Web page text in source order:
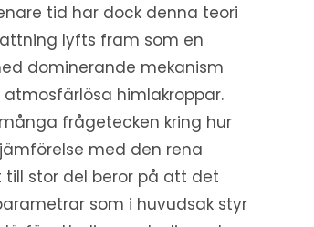
tid har dock denna teori
lyfts fram som en
dominerande mekanism
himlakroppar.
frågetecken kring hur
med den rena
till stor del beror på att det
som i huvudsak styr